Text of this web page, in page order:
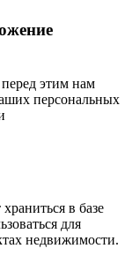
этим нам
персональных
в базе
для
недвижимости.